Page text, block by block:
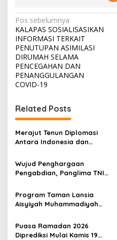
N
a
v
i
g
s
i
p
s
Pos sebelumnya
KALAPAS SOSIALISASIKAN
INFORMASI TERKAIT
PENUTUPAN ASIMILASI
DIRUMAH SELAMA
PENCEGAHAN DAN
PENANGGULANGAN
COVID-19
Related Posts
Merajut Tenun Diplomasi
Antara Indonesia dan
Wujud Penghargaan
Pengabdian, Panglima TNI
Ratusan Prajurit dan ASN
TNI
Program Taman Lansia
Aisyiyah Muhammadiyah
Pesantren Lansia
Puasa Ramadan 2026
Diprediksi Mulai Kamis 19